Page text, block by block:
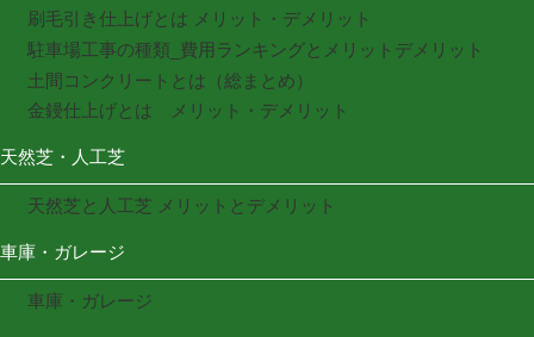
刷毛引き仕上げとは メリット・デメリット
駐車場工事の種類_費用ランキングとメリットデメリット
土間コンクリートとは（総まとめ）
金鏝仕上げとは メリット・デメリット
天然芝・人工芝
天然芝と人工芝 メリットとデメリット
車庫・ガレージ
車庫・ガレージ